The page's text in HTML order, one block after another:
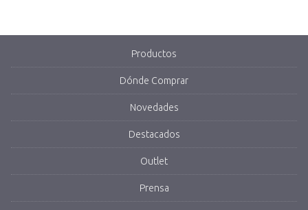
Productos
Dónde Comprar
Novedades
Destacados
Outlet
Prensa